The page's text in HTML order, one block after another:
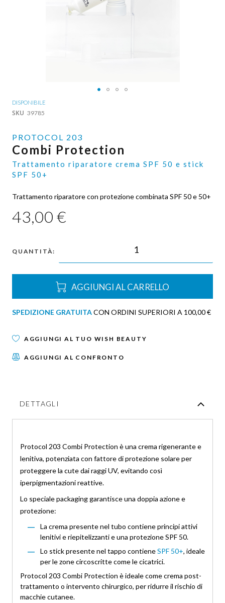
DISPONIBILE
SKU 39785
PROTOCOL 203
Combi Protection
Trattamento riparatore crema SPF 50 e stick
SPF 50+
Trattamento riparatore con protezione combinata SPF 50 e 50+
43,00 €
QUANTITÀ:
AGGIUNGI AL CARRELLO
SPEDIZIONE GRATUITACON ORDINI SUPERIORI A 100,00 €
AGGIUNGI AL TUO WISH BEAUTY
AGGIUNGI AL CONFRONTO
Vai
all'inizio
galleria
di
immagini
DETTAGLI
Protocol 203 Combi Protection è una crema rigenerante e
lenitiva, potenziata con fattore di protezione solare per
proteggere la cute dai raggi UV, evitando così
iperpigmentazioni reattive.
Lo speciale packaging garantisce una doppia azione e
protezione:
La crema presente nel tubo contiene principi attivi
lenitivi e riepitelizzanti e una protezione SPF 50.
Lo stick presente nel tappo contieneSPF 50+, ideale
per le zone circoscritte come le cicatrici.
Protocol 203 Combi Protection è ideale come crema post-
trattamento o intervento chirurgico, per ridurre il rischio di
macchie cutanee.